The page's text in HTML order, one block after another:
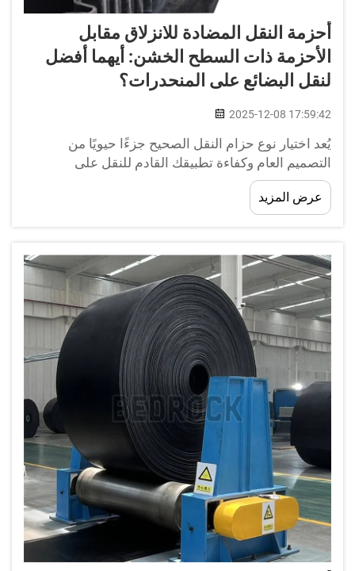
أحزمة النقل المضادة للانزلاق مقابل
الأحزمة ذات السطح الخشن: أيهما أفضل
لنقل البضائع على المنحدرات؟
2025-12-08 17:59:42
يُعد اختيار نوع حزام النقل الصحيح جزءًا حيويًا من
التصميم العام وكفاءة تطبيقك القادم للنقل على
المنحدرات. النوعان اللذان يلعبان دورًا مهمًا في هذا
المجال هما أحزمة النقل المضادة للانزلاق وأحزمة
السطح الخشن. ولكل منهما...
عرض المزيد